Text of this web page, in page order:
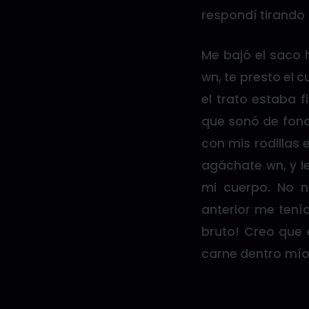
respondí tirando
Me bajó el saco
wn, te presto el
el trato estaba
que sonó de
con mis rodillas
agáchate wn, y
mi cuerpo. No
anterior me
bruto! Creo que
carne dentro